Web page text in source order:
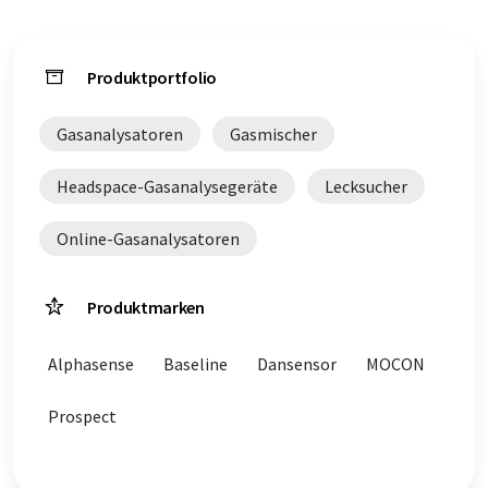
finden Siehier.
Produktportfolio
Gasanalysatoren Gasmischer
Headspace-Gasanalysegeräte Lecksucher
Online-Gasanalysatoren
Produktmarken
Alphasense Baseline Dansensor MOCON
Prospect